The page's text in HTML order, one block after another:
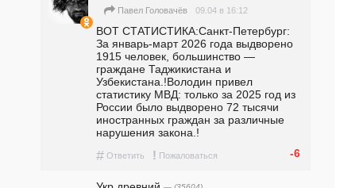
Павел Головачёв 09.04 в 16:12
ВОТ СТАТИСТИКА:Санкт-Петербург:
За январь-март 2026 года выдворено
1915 человек, большинство —
граждане Таджикистана и
Узбекистана.!Володин привел
статистику МВД: только за 2025 год из
России было выдворено 72 тысячи
иностранных граждан за различные
нарушения закона.!
# Ответить ! Пожаловаться -6